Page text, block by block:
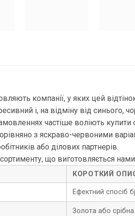
компанії, у яких цей
і, на відміну від синього,
частіше воліють
з яскраво-червоними
або ділових партнерів.
що виготовляється
КОРОТКИЙ
Ефектний спосіб
Золота або